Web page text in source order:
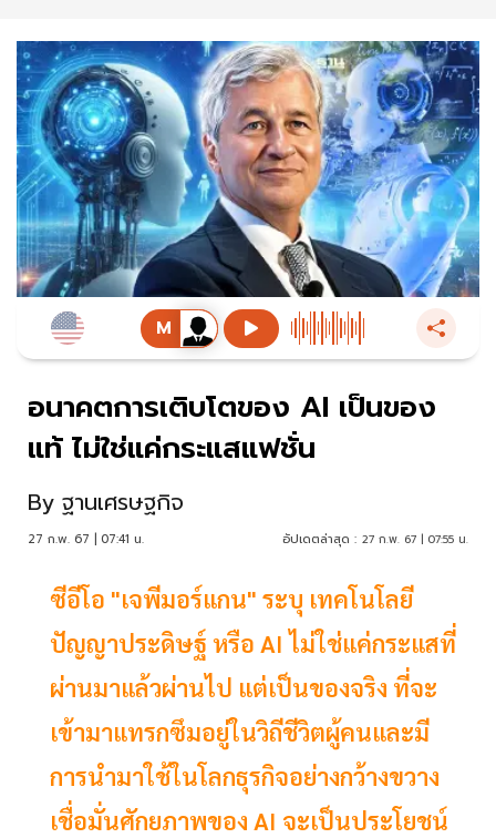
อนาคตการเติบโตของ AI เป็นของ
แท้ ไม่ใช่แค่กระแสแฟชั่น
By ฐานเศรษฐกิจ
27 ก.พ. 67 | 07:41 น. อัปเดตล่าสุด : 27 ก.พ. 67 | 07:55 น.
ซีอีโอ "เจพีมอร์แกน" ระบุ เทคโนโลยี
ปัญญาประดิษฐ์ หรือ AI ไม่ใช่แค่กระแสที่
ผ่านมาแล้วผ่านไป แต่เป็นของจริง ที่จะ
เข้ามาแทรกซึมอยู่ในวิถีชีวิตผู้คนและมี
การนำมาใช้ในโลกธุรกิจอย่างกว้างขวาง
เชื่อมั่นศักยภาพของ AI จะเป็นประโยชน์